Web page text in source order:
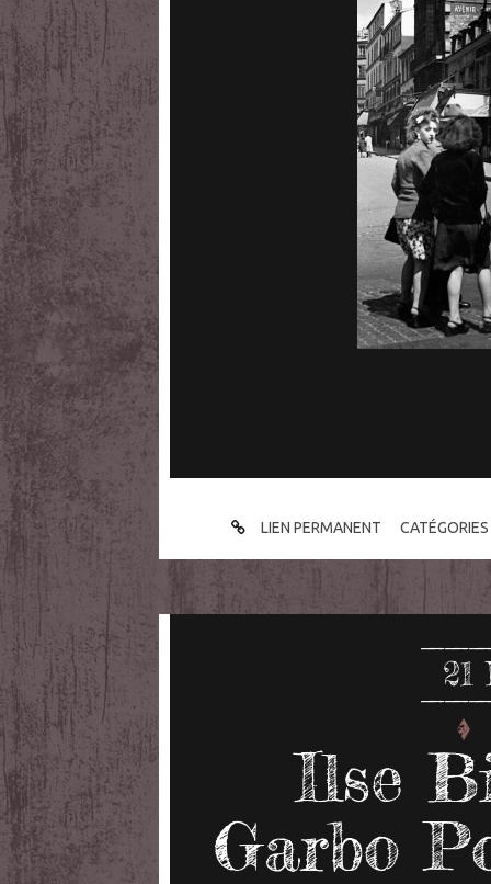
LIEN PERMANENT
21
Ilse
Garbo